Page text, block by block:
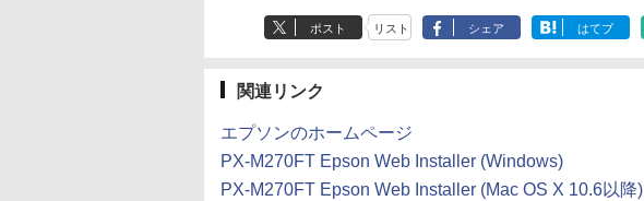
ポスト リスト シェア はてブ
関連リンク
エプソンのホームページ
PX-M270FT Epson Web Installer (Windows)
PX-M270FT Epson Web Installer (Mac OS X 10.6以降)